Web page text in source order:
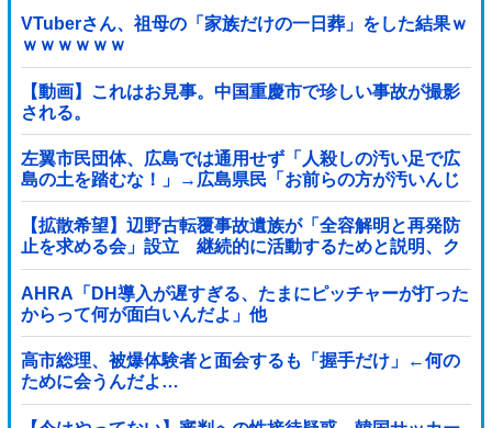
VTuberさん、祖母の「家族だけの一日葬」をした結果ｗ
ｗｗｗｗｗｗ
【動画】これはお見事。中国重慶市で珍しい事故が撮影
される。
左翼市民団体、広島では通用せず「人殺しの汚い足で広
島の土を踏むな！」→広島県民「お前らの方が汚いんじ
ゃ！」「ワシらが広島県民じゃ」
【拡散希望】辺野古転覆事故遺族が「全容解明と再発防
止を求める会」設立 継続的に活動するためと説明、ク
ラファン立ち上げも準備
AHRA「DH導入が遅すぎる、たまにピッチャーが打った
からって何が面白いんだよ」他
高市総理、被爆体験者と面会するも「握手だけ」←何の
ために会うんだよ…